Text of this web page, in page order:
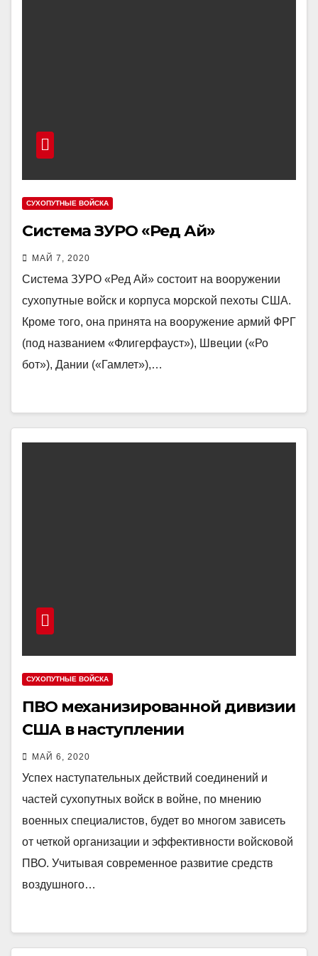
СУХОПУТНЫЕ ВОЙСКА
Система ЗУРО «Ред Ай»
МАЙ 7, 2020
Система ЗУРО «Ред Ай» состоит на вооружении
сухопутные войск и корпуса морской пехоты США.
Кроме того, она принята на вооружение армий ФРГ
(под названием «Флигерфауст»), Швеции («Ро
бот»), Дании («Гамлет»),…
СУХОПУТНЫЕ ВОЙСКА
ПВО механизированной дивизии
США в наступлении
МАЙ 6, 2020
Успех наступательных действий соединений и
частей сухопутных войск в войне, по мнению
военных специалистов, будет во многом зависеть
от четкой организации и эффективности войсковой
ПВО. Учитывая современное развитие средств
воздушного…